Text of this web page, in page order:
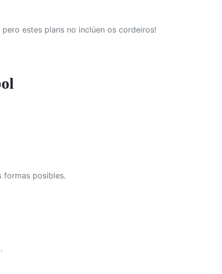
estes plans no inclúen os cordeiros!
formas posibles.